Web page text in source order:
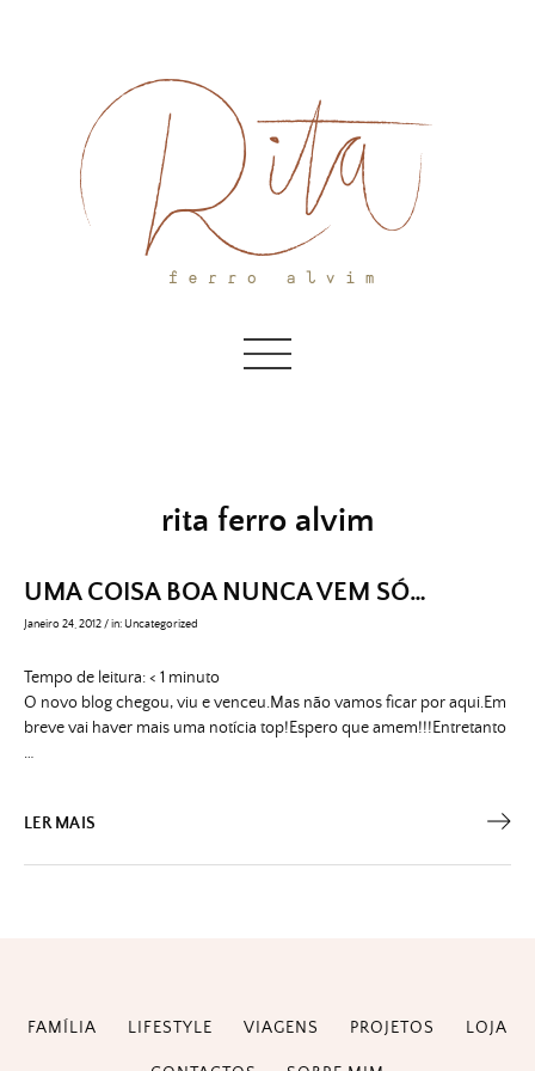
rita ferro alvim
UMA COISA BOA NUNCA VEM SÓ…
Janeiro 24, 2012/in: Uncategorized
Tempo de leitura:< 1 minuto
O novo blog chegou, viu e venceu.Mas não vamos ficar por aqui.Em
breve vai haver mais uma notícia top!Espero que amem!!!Entretanto
…
LER MAIS
FAMÍLIA LIFESTYLE VIAGENS PROJETOS LOJA